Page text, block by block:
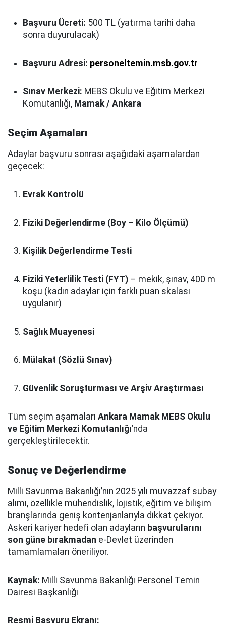
Başvuru Ücreti: 500 TL (yatırma tarihi daha
sonra duyurulacak)
Başvuru Adresi: personeltemin.msb.gov.tr
Sınav Merkezi: MEBS Okulu ve Eğitim Merkezi
Komutanlığı, Mamak / Ankara
Seçim Aşamaları
Adaylar başvuru sonrası aşağıdaki aşamalardan
geçecek:
Evrak Kontrolü
Fiziki Değerlendirme (Boy – Kilo Ölçümü)
Kişilik Değerlendirme Testi
Fiziki Yeterlilik Testi (FYT) – mekik, şınav, 400 m
koşu (kadın adaylar için farklı puan skalası
uygulanır)
Sağlık Muayenesi
Mülakat (Sözlü Sınav)
Güvenlik Soruşturması ve Arşiv Araştırması
Tüm seçim aşamaları Ankara Mamak MEBS Okulu
ve Eğitim Merkezi Komutanlığı’nda
gerçekleştirilecektir.
Sonuç ve Değerlendirme
Milli Savunma Bakanlığı’nın 2025 yılı muvazzaf subay
alımı, özellikle mühendislik, lojistik, eğitim ve bilişim
branşlarında geniş kontenjanlarıyla dikkat çekiyor.
Askeri kariyer hedefi olan adayların başvurularını
son güne bırakmadan e-Devlet üzerinden
tamamlamaları öneriliyor.
Kaynak: Milli Savunma Bakanlığı Personel Temin
Dairesi Başkanlığı
Resmi Başvuru Ekranı: